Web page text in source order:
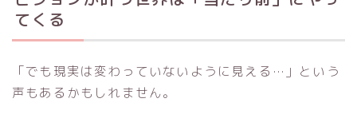
てくる
「でも現実は変わっていないように見える…」という
声もあるかもしれません。